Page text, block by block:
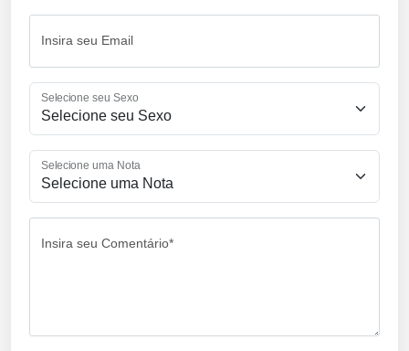
Insira seu Email
Selecione seu Sexo
Selecione uma Nota
Insira seu Comentário*